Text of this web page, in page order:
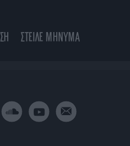
ΣΤΕΙΛΕ ΜΗΝΥΜΑ